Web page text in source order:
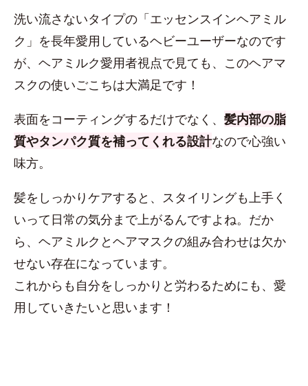
洗い流さないタイプの「エッセンスインヘアミル
ク」を長年愛用しているヘビーユーザーなのです
が、ヘアミルク愛用者視点で見ても、このヘアマ
スクの使いごこちは大満足です！
表面をコーティングするだけでなく、 髪内部の脂
質やタンパク質を補ってくれる設計なので心強い
味方。
髪をしっかりケアすると、スタイリングも上手く
いって日常の気分まで上がるんですよね。だか
ら、ヘアミルクとヘアマスクの組み合わせは欠か
せない存在になっています。
これからも自分をしっかりと労わるためにも、愛
用していきたいと思います！